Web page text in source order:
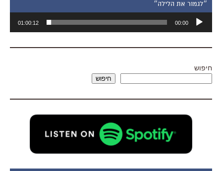
״לגמור את הלילה״
אודיו
00:00
01:00:12
חיפוש
חיפוש